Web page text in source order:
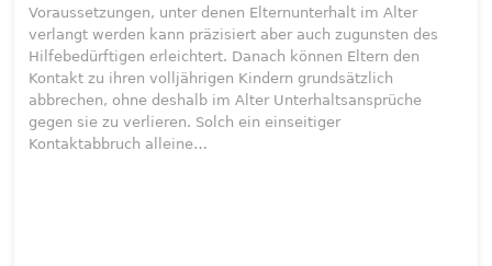
Voraussetzungen, unter denen Elternunterhalt im Alter
verlangt werden kann präzisiert aber auch zugunsten des
Hilfebedürftigen erleichtert. Danach können Eltern den
Kontakt zu ihren volljährigen Kindern grundsätzlich
abbrechen, ohne deshalb im Alter Unterhaltsansprüche
gegen sie zu verlieren. Solch ein einseitiger
Kontaktabbruch alleine…